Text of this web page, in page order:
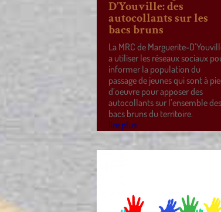
D’Youville: des
autocollants sur les
bacs bruns
La MRC de Marguerite-
a utiliser les réseaux sociaux
informer la population du
passage de jeunes qui sont à
d’oeuvre pour apposer des
autocollants sur l’ensemble des
bacs bruns du territoire.
lire plus